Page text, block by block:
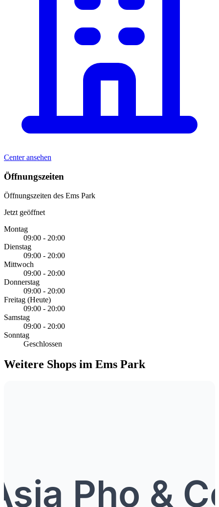
Center ansehen
Öffnungszeiten
Öffnungszeiten des Ems Park
Jetzt geöffnet
Montag
09:00 - 20:00
Dienstag
09:00 - 20:00
Mittwoch
09:00 - 20:00
Donnerstag
09:00 - 20:00
Freitag (Heute)
09:00 - 20:00
Samstag
09:00 - 20:00
Sonntag
Geschlossen
Weitere Shops im Ems Park
Pho &